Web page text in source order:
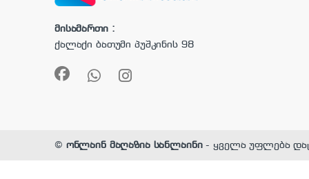
მისამართი :
ქალაქი ბათუმი პუშკინის 98
© ონლაინ მაღაზია სანლაინი- ყველა უფლება